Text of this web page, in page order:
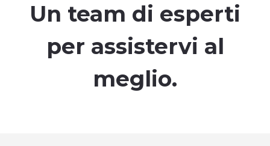
Un team di esperti
per assistervi al
meglio.